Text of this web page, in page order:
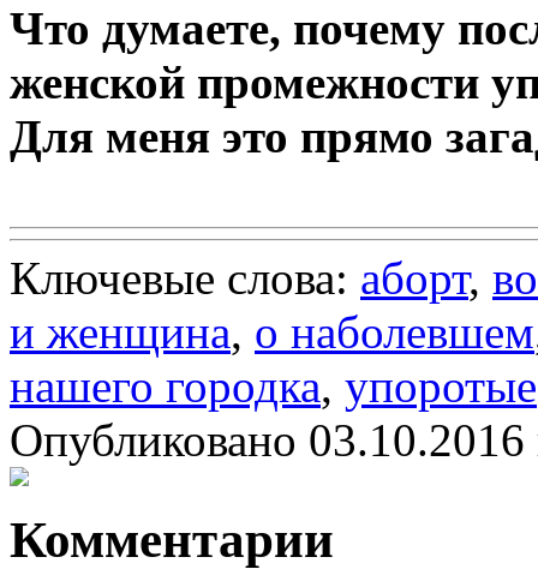
Что думаете, почему
женской промежности
Для меня это прямо
Ключевые слова: аборт,
и женщина, о наболевшем
нашего городка, упоротые
Опубликовано 03.10.2016
Комментарии